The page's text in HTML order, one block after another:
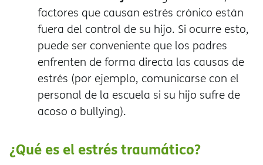
factores que causan estrés crónico están
fuera del control de su hijo. Si ocurre esto,
puede ser conveniente que los padres
enfrenten de forma directa las causas de
estrés (por ejemplo, comunicarse con el
personal de la escuela si su hijo sufre de
acoso o bullying).
¿Qué es el estrés traumático?